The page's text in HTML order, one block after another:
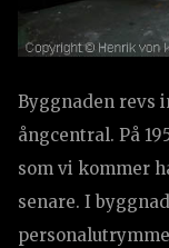
Byggnaden revs
ångcentral. På
som vi kommer
senare. I